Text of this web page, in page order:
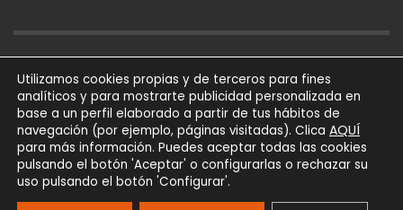
AVISO LEGAL POLÍTICA DE PRIVACIDAD POLÍTICA DE COOKIES
SÍGUENOS
AFIAL Asociación © 2026
Todos los derechos
reservados
Utilizamos cookies propias y de terceros para fines
analíticos y para mostrarte publicidad personalizada en
base a un perfil elaborado a partir de tus hábitos de
navegación (por ejemplo, páginas visitadas). Clica AQUÍ
para más información. Puedes aceptar todas las cookies
pulsando el botón 'Aceptar' o configurarlas o rechazar su
uso pulsando el botón 'Configurar'.